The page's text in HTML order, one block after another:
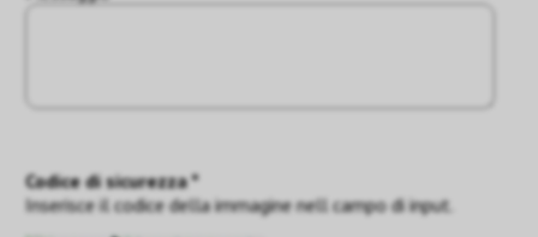
Codice di sicurezza *
Inserisce il codice della immagine nell campo di input.